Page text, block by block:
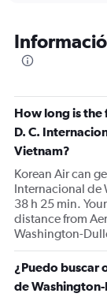
Range:
91
categories.
chart
has
1
Y
axis
displaying
values.
Range:
0
to
How long is
D. C.
Vietnam?
Korean Air can
Internacional de
38 h 25 min.
distance from
Washington-
¿Puedo buscar
de